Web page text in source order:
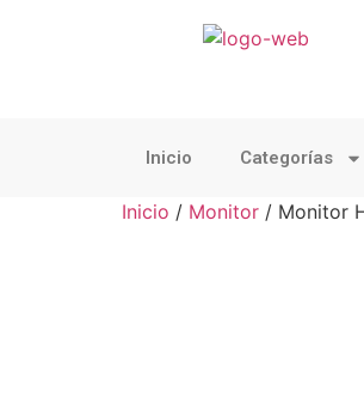
Inicio Categorías
Inicio / Monitor / Monitor